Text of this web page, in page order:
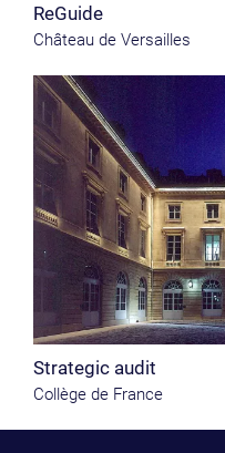
ReGuide
Château de Versailles
Strategic audit
Collège de France